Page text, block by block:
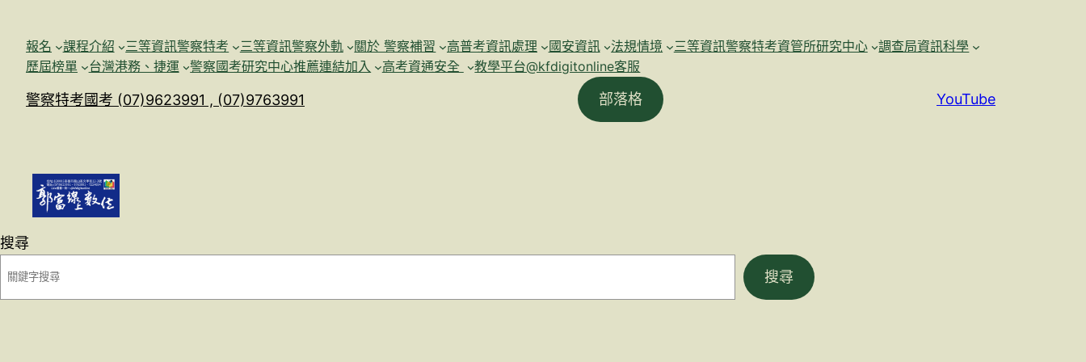
報名 課程介紹 三等資訊警察特考 三等資訊警察外軌 關於 警察補習 高普考資訊處理 國安資訊 法規情境 三等資訊警察特考資管所研究中心
調查局資訊科學
歷屆榜單
台灣港務、捷運 警察國考研究中心推薦連結加入 高考資通安全 教學平台@kfdigitonline客服
警察特考國考 (07)9623991 , (07)9763991 部落格 YouTube
搜尋
搜尋